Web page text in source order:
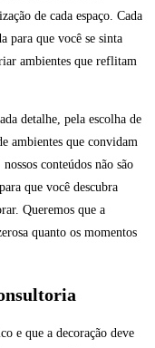
de cada espaço. Cada
para que você se sinta
ambientes que reflitam
detalhe, pela escolha de
ambientes que convidam
conteúdos não são
que você descubra
Queremos que a
quanto os momentos
e que a decoração deve